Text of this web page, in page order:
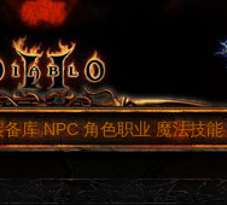
备库 NPC 角色职业 魔法技能